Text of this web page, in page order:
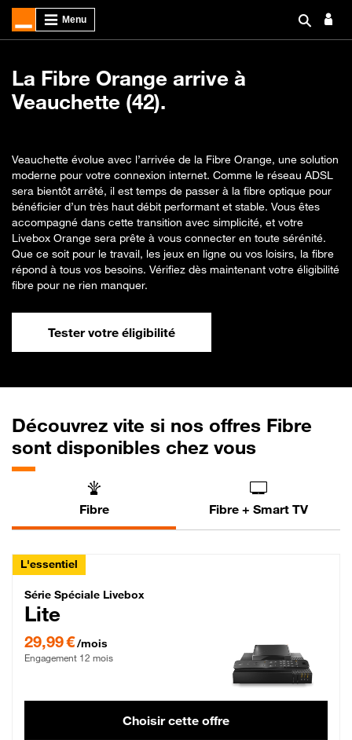
La Fibre Orange arrive à
Veauchette (42).
Veauchette évolue avec l’arrivée de la Fibre Orange, une solution
moderne pour votre connexion internet. Comme le réseau ADSL
sera bientôt arrêté, il est temps de passer à la fibre optique pour
bénéficier d’un très haut débit performant et stable. Vous êtes
accompagné dans cette transition avec simplicité, et votre
Livebox Orange sera prête à vous connecter en toute sérénité.
Que ce soit pour le travail, les jeux en ligne ou vos loisirs, la fibre
répond à tous vos besoins. Vérifiez dès maintenant votre éligibilité
fibre pour ne rien manquer.
Tester votre éligibilité
Découvrez vite si nos offres Fibre
sont disponibles chez vous
Fibre Fibre + Smart TV
L'essentiel
Série Spéciale Livebox Lite Fibre
Série Spéciale Livebox
Lite
29,99 €/mois
Engagement 12 mois
Choisir cette offre